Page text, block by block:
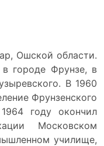
Ошской области.
городе Фрунзе, в
В 1960
Фрунзенского
году окончил
Московском
училище,